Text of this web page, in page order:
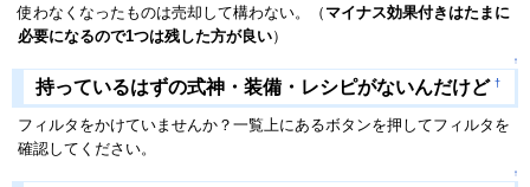
使わなくなったものは売却して構わない。（ マイナス効果付きはたまに
必要になるので1つは残した方が良い）
↑
持っているはずの式神・装備・レシピがないんだけど †
フィルタをかけていませんか？一覧上にあるボタンを押してフィルタを
確認してください。
↑